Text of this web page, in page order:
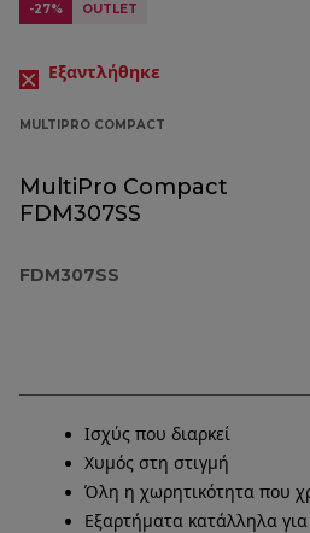
-27% OUTLET
Εξαντλήθηκε
MULTIPRO COMPACT
MultiPro Compact
FDM307SS
FDM307SS
Ισχύς που διαρκεί
Χυμός στη στιγμή
Όλη η χωρητικότητα που
Εξαρτήματα κατάλληλα